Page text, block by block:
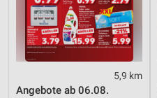
5,9 km
Angebote ab 06.08.